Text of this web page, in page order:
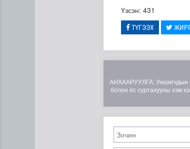
Газрын тосны
Үзсэн: 431
ТҮГЭЭХ
АНХААРУУЛГА: Уншигчдын
болон ёс суртахууны хэм